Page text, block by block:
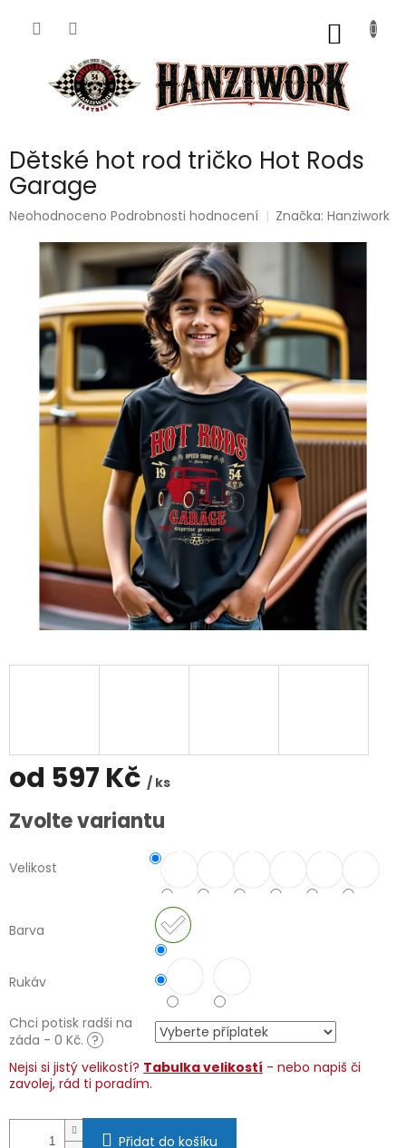
Dětské hot rod tričko Hot Rods
Garage
Průměrné
produktu
hvězdiček.
Neohodnoceno Podrobnosti hodnocení Značka:Hanziwork
od 597 Kč / ks
Měrná
cena:
Zvolte variantu
Velikost
Barva
Rukáv
Chci potisk radši na
záda - 0 Kč. ?
Nejsi si jistý velikostí? Tabulka velikostí - nebo napiš či
zavolej, rád ti poradím.
Přidat do košíku